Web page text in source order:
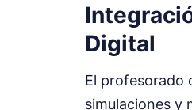
Digital
El profesorado
simulaciones y